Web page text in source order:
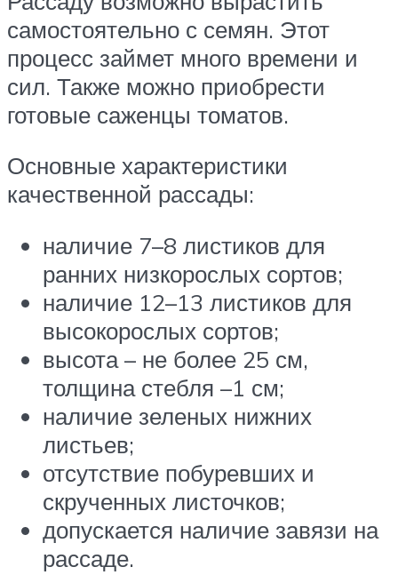
самостоятельно с семян. Этот
процесс займет много времени и
сил. Также можно приобрести
готовые саженцы томатов.
Основные характеристики
качественной рассады:
наличие 7–8 листиков для
ранних низкорослых сортов;
наличие 12–13 листиков для
высокорослых сортов;
высота – не более 25 см,
толщина стебля –1 см;
наличие зеленых нижних
листьев;
отсутствие побуревших и
скрученных листочков;
допускается наличие завязи на
рассаде.